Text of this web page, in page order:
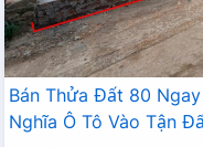
Bán Thửa Đất 80 Ngay
Nghĩa Ô Tô Vào Tận